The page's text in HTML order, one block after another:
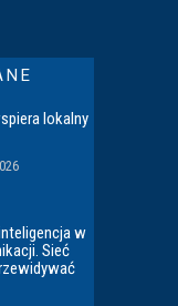
lokalny
w
Sieć